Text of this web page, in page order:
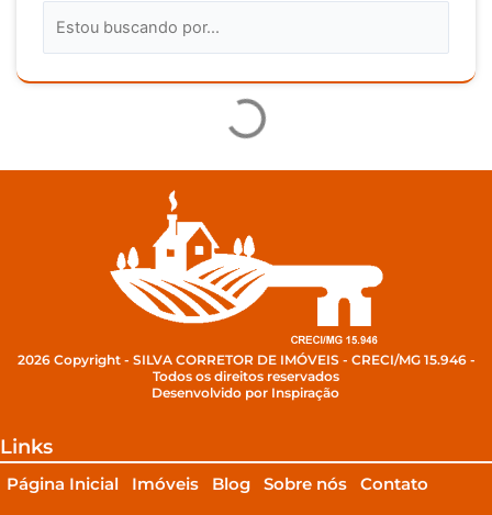
2026 Copyright - SILVA CORRETOR DE IMÓVEIS - CRECI/MG 15.946 -
Todos os direitos reservados
Desenvolvido por Inspiração
Links
Página Inicial Imóveis Blog Sobre nós Contato